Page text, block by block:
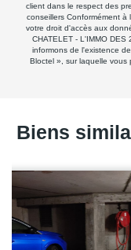
client dans le respect des
conseillers Conformément
votre droit d'accès aux
CHATELET - L'IMMO
informons de l'existence
Bloctel », sur laquelle vous
Biens